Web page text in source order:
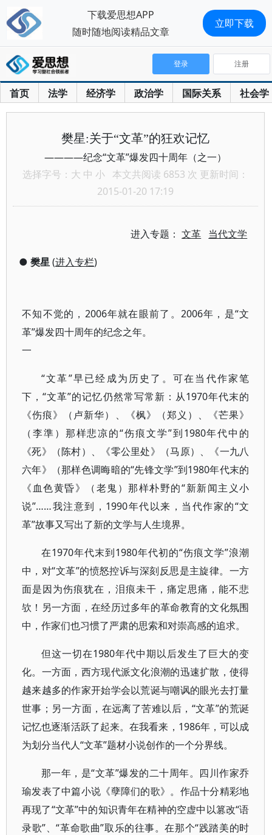
首页 法学 经济学 政治学 国际关系 社会学
登录 注册
樊星:关于“文革”的狂欢记忆
————纪念“文革”爆发四十周年（之一）
选择字号： 大 中 小 本文共阅读 6853 次 更新时间：
2015-01-20 17:19
进入专题：文革 当代文学
● 樊星(进入专栏)
不知不觉的，2006年就在眼前了。2006年，是“文
革”爆发四十周年的纪念之年。
一
“文革”早已经成为历史了。可在当代作家笔
下，“文革”的记忆仍然常写常新：从1970年代末的
《伤痕》（卢新华）、《枫》（郑义）、《芒果》
（李準）那样悲凉的“伤痕文学”到1980年代中的
《死》（陈村）、《零公里处》（马原）、《一九八
六年》（那样色调晦暗的“先锋文学”到1980年代末的
《血色黄昏》（老鬼）那样朴野的“新新闻主义小
说”……我注意到，1990年代以来，当代作家的“文
革”故事又写出了新的文学与人生境界。
在1970年代末到1980年代初的“伤痕文学”浪潮
中，对“文革”的愤怒控诉与深刻反思是主旋律。一方
面是因为伤痕犹在，泪痕未干，痛定思痛，能不悲
欤！另一方面，在经历过多年的革命教育的文化氛围
中，作家们也习惯了严肃的思索和对崇高感的追求。
但这一切在1980年代中期以后发生了巨大的变
化。一方面，西方现代派文化浪潮的迅速扩散，使得
越来越多的作家开始学会以荒诞与嘲讽的眼光去打量
世事；另一方面，在远离了苦难以后，“文革”的荒诞
记忆也逐渐活跃了起来。在我看来，1986年，可以成
为划分当代人“文革”题材小说创作的一个分界线。
那一年，是“文革”爆发的二十周年。四川作家乔
瑜发表了中篇小说《孽障们的歌》。作品十分精彩地
再现了“文革”中的知识青年在精神的空虚中以篡改“语
录歌”、“革命歌曲”取乐的往事。在那个“践踏美的时
下载爱思想APP
随时随地阅读精品文章
立即下载